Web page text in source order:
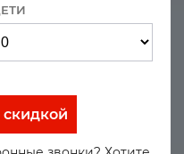
скидкой